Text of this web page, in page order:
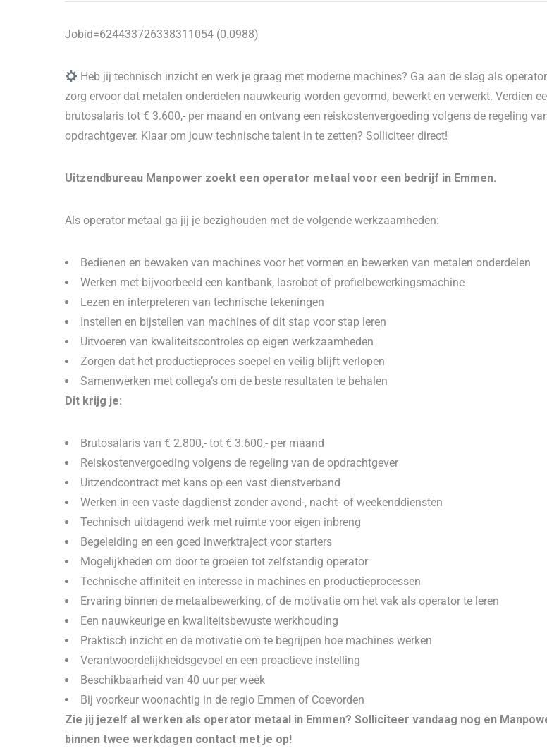
Jobid=624433726338311054 (0.0988)
Heb jij technisch inzicht en werk je graag met moderne machines? Ga aan de slag als
zorg ervoor dat metalen onderdelen nauwkeurig worden gevormd, bewerkt en verwerkt. Verdien
brutosalaris tot € 3.600,- per maand en ontvang een reiskostenvergoeding volgens de regeling
opdrachtgever. Klaar om jouw technische talent in te zetten? Solliciteer direct!
Uitzendbureau Manpower zoekt een operator metaal voor een bedrijf in Emmen.
Als operator metaal ga jij je bezighouden met de volgende werkzaamheden:
Bedienen en bewaken van machines voor het vormen en bewerken van metalen onderdelen
Werken met bijvoorbeeld een kantbank, lasrobot of profielbewerkingsmachine
Lezen en interpreteren van technische tekeningen
Instellen en bijstellen van machines of dit stap voor stap leren
Uitvoeren van kwaliteitscontroles op eigen werkzaamheden
Zorgen dat het productieproces soepel en veilig blijft verlopen
Samenwerken met collega’s om de beste resultaten te behalen
Dit krijg je:
Brutosalaris van € 2.800,- tot € 3.600,- per maand
Reiskostenvergoeding volgens de regeling van de opdrachtgever
Uitzendcontract met kans op een vast dienstverband
Werken in een vaste dagdienst zonder avond-, nacht- of weekenddiensten
Technisch uitdagend werk met ruimte voor eigen inbreng
Begeleiding en een goed inwerktraject voor starters
Mogelijkheden om door te groeien tot zelfstandig operator
Technische affiniteit en interesse in machines en productieprocessen
Ervaring binnen de metaalbewerking, of de motivatie om het vak als operator te leren
Een nauwkeurige en kwaliteitsbewuste werkhouding
Praktisch inzicht en de motivatie om te begrijpen hoe machines werken
Verantwoordelijkheidsgevoel en een proactieve instelling
Beschikbaarheid van 40 uur per week
Bij voorkeur woonachtig in de regio Emmen of Coevorden
Zie jij jezelf al werken als operator metaal in Emmen? Solliciteer vandaag nog en
binnen twee werkdagen contact met je op!